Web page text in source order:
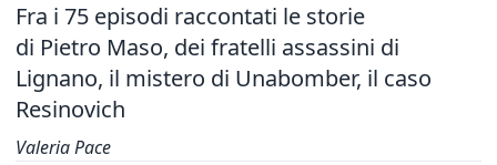
Fra i 75 episodi raccontati le storie
di Pietro Maso, dei fratelli assassini di
Lignano, il mistero di Unabomber, il caso
Resinovich
Valeria Pace